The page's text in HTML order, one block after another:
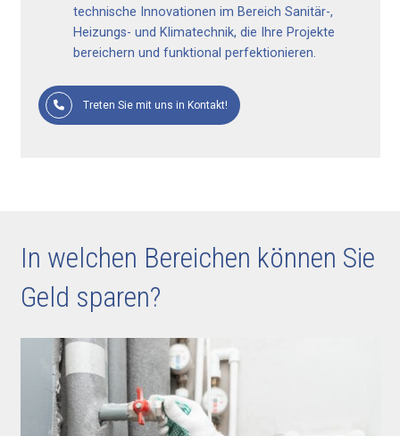
technische Innovationen im Bereich Sanitär-,
Heizungs- und Klimatechnik, die Ihre Projekte
bereichern und funktional perfektionieren.
Treten Sie mit uns in Kontakt!
In welchen Bereichen können Sie
Geld sparen?